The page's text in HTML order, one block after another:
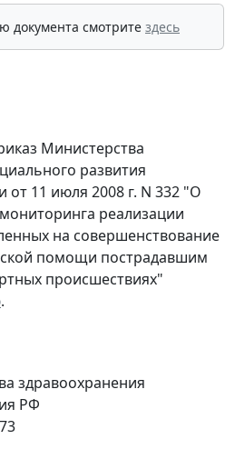
документа смотрите здесь
Министерства
развития
от 11 июля 2008 г. N 332 "О
реализации
на совершенствование
помощи пострадавшим
происшествиях"
.
здравоохранения
РФ